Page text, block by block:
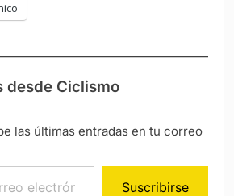
desde Ciclismo
las últimas entradas en tu correo
electrónico…
Suscribirse